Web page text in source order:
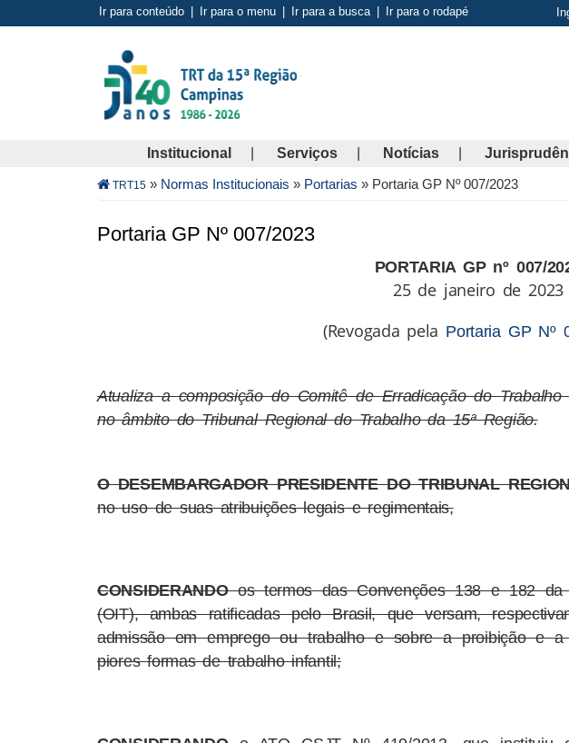
Ir para conteúdo Ir para o menu Ir para a busca Ir para o rodapé
Institucional Serviços Notícias
Trilha
navegação
TRT15 » Normas Institucionais » Portarias » Portaria GP Nº 007/2023
Portaria GP Nº 007/2023
PORTARIA GP nº 007/
25 de janeiro de 2023
(Revogada pela Portaria GP Nº
Atualiza a composição do Comitê de Erradicação do
no âmbito do Tribunal Regional do Trabalho da 15ª Região.
O DESEMBARGADOR PRESIDENTE DO TRIBUNAL
no uso de suas atribuições legais e regimentais,
CONSIDERANDOos termos das Convenções 138 e 182 da
(OIT), ambas ratificadas pelo Brasil, que versam,
admissão em emprego ou trabalho e sobre a proibição e
piores formas de trabalho infantil;